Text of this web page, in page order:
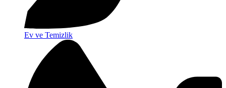
Ev ve Temizlik